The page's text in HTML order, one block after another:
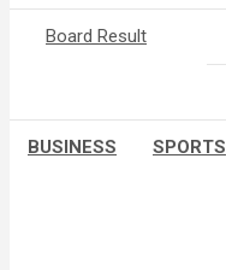
Board Result
BUSINESS SPORTS